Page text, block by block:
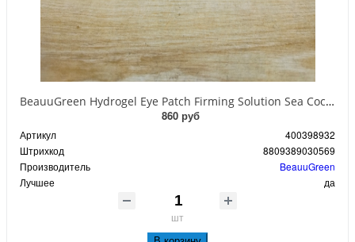
BeauuGreen Hydrogel Eye Patch Firming Solution Sea Cocumber & Black Гидрогелевые патчи для кожи вокруг глаз с экстрактом черного морского огурца 60 шт 90 гр
860 руб
Артикул
400398932
Штрихкод
8809389030569
Производитель
BeauuGreen
Лучшее
да
шт